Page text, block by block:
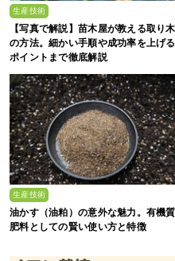
生産技術
【写真で解説】苗木屋が教える取り木
の方法。細かい手順や成功率を上げる
ポイントまで徹底解説
生産技術
油かす（油粕）の意外な魅力。有機質
肥料としての賢い使い方と特徴